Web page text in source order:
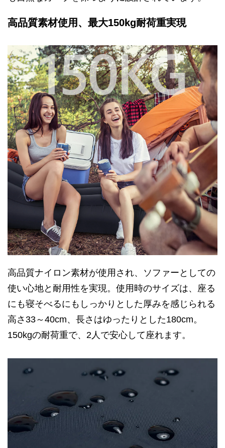
高品質素材使用、最大150kg耐荷重実現
高品質ナイロン素材が使用され、ソファーとしての
使い心地と耐用性を実現。使用時のサイズは、座る
にも寝そべるにもしっかりとした厚みを感じられる
高さ33～40cm、長さはゆったりとした180cm。
150kgの耐荷重で、2人で安心して座れます。